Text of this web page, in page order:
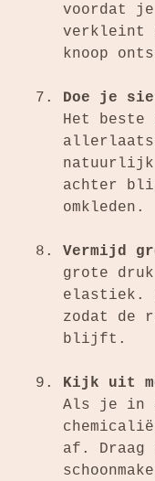
voordat
verkleint
knoop
Doe je
Het beste
achter
omkleden.
Vermijd
grote
elastiek.
zodat de
blijft.
Kijk uit
Als je in
af.